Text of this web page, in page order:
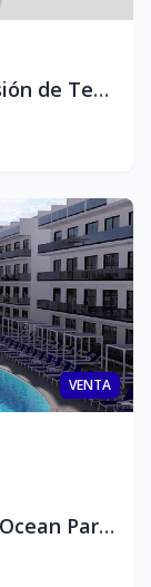
Oportunidad Única: Gran Extensión de Terreno en venta.
VENTA
Vendo apartamento de Lujo en Ocean Paradise - Punta Cana